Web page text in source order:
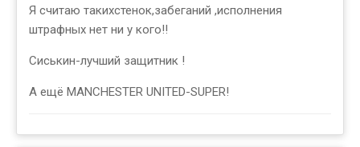
Я считаю такихстенок,забеганий ,исполнения
штрафных нет ни у кого!!
Сиськин-лучший защитник !
А ещё MANCHESTER UNITED-SUPER!